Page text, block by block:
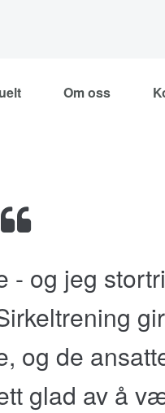
Om oss
og jeg
og de
glad av å